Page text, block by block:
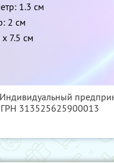
1.3 cм
2 cм
7.5 cм
Индивидуальный
313525625900013